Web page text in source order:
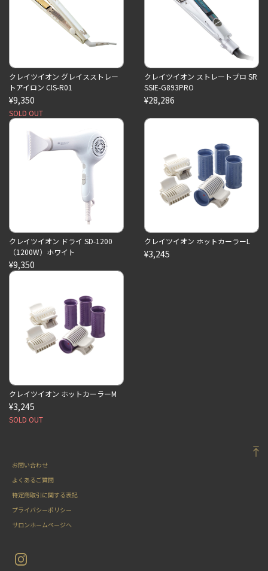
クレイツイオン グレイスストレー
トアイロン CIS-R01
¥9,350
SOLD OUT
クレイツイオン ストレートプロ SR
SSIE-G893PRO
¥28,286
クレイツイオン ドライ SD-1200
（1200W）ホワイト
¥9,350
クレイツイオン ホットカーラーL
¥3,245
クレイツイオン ホットカーラーM
¥3,245
SOLD OUT
お問い合わせ
よくあるご質問
特定商取引に関する表記
プライバシーポリシー
サロンホームページへ